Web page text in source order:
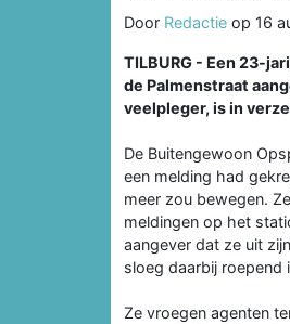
Door Redactie op 16
TILBURG - Een 23-
de Palmenstraat
veelpleger, is in
De Buitengewoon
een melding had
meer zou bewegen.
meldingen op het
aangever dat ze uit
sloeg daarbij roepend
Ze vroegen agenten